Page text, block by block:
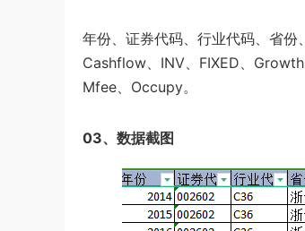
年份、证券代码、行业代码、省
Cashflow、INV、FIXED、
Mfee、Occupy。
03、数据截图